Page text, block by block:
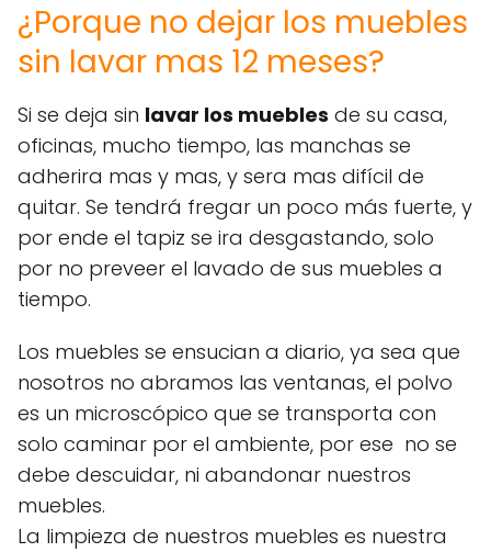
¿Porque no dejar los muebles
sin lavar mas 12 meses?
Si se deja sin lavar los muebles de su casa,
oficinas, mucho tiempo, las manchas se
adherira mas y mas, y sera mas difícil de
quitar. Se tendrá fregar un poco más fuerte, y
por ende el tapiz se ira desgastando, solo
por no preveer el lavado de sus muebles a
tiempo.
Los muebles se ensucian a diario, ya sea que
nosotros no abramos las ventanas, el polvo
es un microscópico que se transporta con
solo caminar por el ambiente, por ese no se
debe descuidar, ni abandonar nuestros
muebles.
La limpieza de nuestros muebles es nuestra